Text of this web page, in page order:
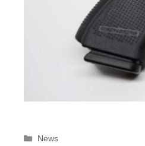
Categorie
News